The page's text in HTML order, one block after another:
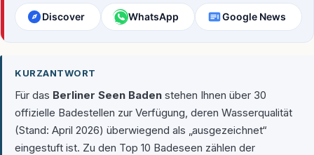
Discover WhatsApp Google News
KURZANTWORT
Für das Berliner Seen Baden stehen Ihnen über 30
offizielle Badestellen zur Verfügung, deren Wasserqualität
(Stand: April 2026) überwiegend als „ausgezeichnet“
eingestuft ist. Zu den Top 10 Badeseen zählen der